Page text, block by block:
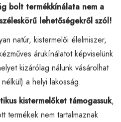
bolt termékkínálata nem a
lehetőségekről szól!
natúr, kistermelői élelmiszer,
árukínálatot képviselünk
kizárólag nálunk vásárolhat
a helyi lakosság.
kistermelőket támogassuk,
termékek nem tartalmaznak